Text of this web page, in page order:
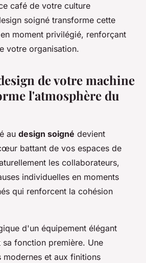
café de votre culture
soigné transforme cette
moment privilégié, renforçant
votre organisation.
de votre machine
l'atmosphère du
au design soigné devient
battant de vos espaces de
les collaborateurs,
individuelles en moments
qui renforcent la cohésion
d'un équipement élégant
sa fonction première. Une
modernes et aux finitions